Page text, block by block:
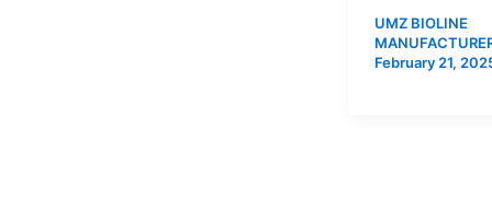
UMZ BIOLINE
February 21,